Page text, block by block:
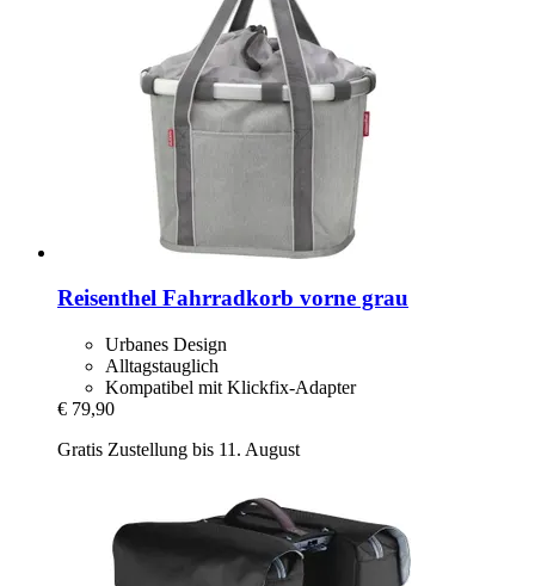
Reisenthel Fahrradkorb vorne grau
Urbanes Design
Alltagstauglich
Kompatibel mit Klickfix-Adapter
€ 79,90
Gratis Zustellung bis 11. August